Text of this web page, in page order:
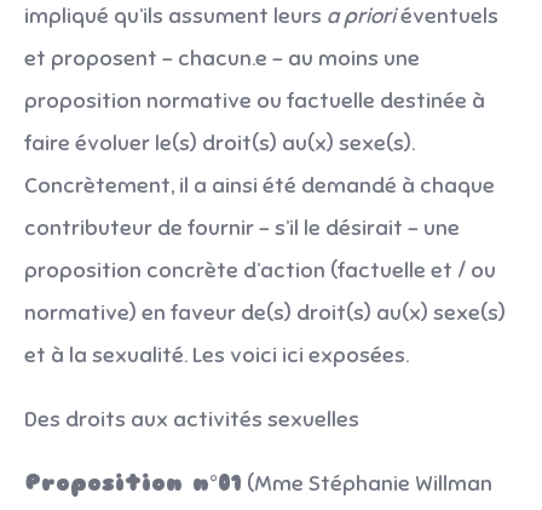
impliqué qu’ils assument leurs a prioriéventuels
et proposent – chacun.e – au moins une
proposition normative ou factuelle destinée à
faire évoluer le(s) droit(s) au(x) sexe(s).
Concrètement, il a ainsi été demandé à chaque
contributeur de fournir – s’il le désirait – une
proposition concrète d’action (factuelle et / ou
normative) en faveur de(s) droit(s) au(x) sexe(s)
et à la sexualité. Les voici ici exposées.
Des droits aux activités sexuelles
Proposition n°01 (Mme Stéphanie Willman